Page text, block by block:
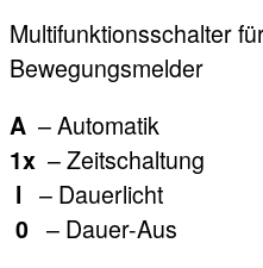
Multifunktionsschalter
Bewegungsmelder
A – Automatik
1x – Zeitschaltung
l – Dauerlicht
0 – Dauer-Aus